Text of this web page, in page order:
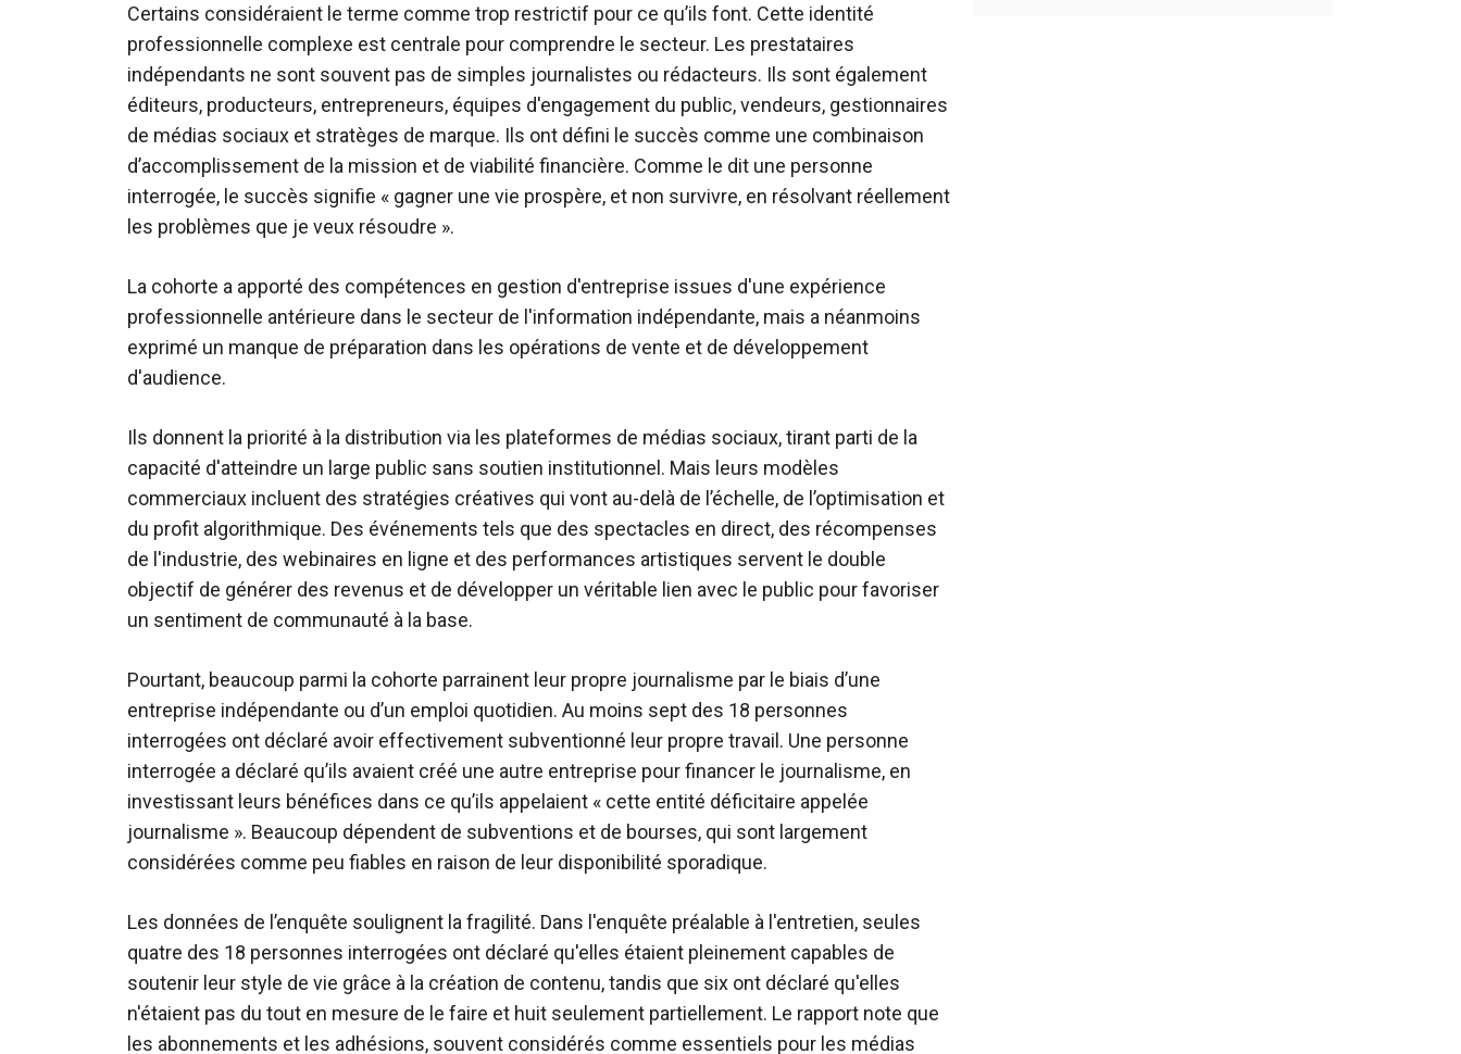
Certains considéraient le terme comme trop restrictif pour ce qu’ils font. Cette identité
professionnelle complexe est centrale pour comprendre le secteur. Les prestataires
indépendants ne sont souvent pas de simples journalistes ou rédacteurs. Ils sont également
éditeurs, producteurs, entrepreneurs, équipes d'engagement du public, vendeurs, gestionnaires
de médias sociaux et stratèges de marque. Ils ont défini le succès comme une combinaison
d’accomplissement de la mission et de viabilité financière. Comme le dit une personne
interrogée, le succès signifie « gagner une vie prospère, et non survivre, en résolvant réellement
les problèmes que je veux résoudre ».
La cohorte a apporté des compétences en gestion d'entreprise issues d'une expérience
professionnelle antérieure dans le secteur de l'information indépendante, mais a néanmoins
exprimé un manque de préparation dans les opérations de vente et de développement
d'audience.
Ils donnent la priorité à la distribution via les plateformes de médias sociaux, tirant parti de la
capacité d'atteindre un large public sans soutien institutionnel. Mais leurs modèles
commerciaux incluent des stratégies créatives qui vont au-delà de l’échelle, de l’optimisation et
du profit algorithmique. Des événements tels que des spectacles en direct, des récompenses
de l'industrie, des webinaires en ligne et des performances artistiques servent le double
objectif de générer des revenus et de développer un véritable lien avec le public pour favoriser
un sentiment de communauté à la base.
Pourtant, beaucoup parmi la cohorte parrainent leur propre journalisme par le biais d’une
entreprise indépendante ou d’un emploi quotidien. Au moins sept des 18 personnes
interrogées ont déclaré avoir effectivement subventionné leur propre travail. Une personne
interrogée a déclaré qu’ils avaient créé une autre entreprise pour financer le journalisme, en
investissant leurs bénéfices dans ce qu’ils appelaient « cette entité déficitaire appelée
journalisme ». Beaucoup dépendent de subventions et de bourses, qui sont largement
considérées comme peu fiables en raison de leur disponibilité sporadique.
Les données de l’enquête soulignent la fragilité. Dans l'enquête préalable à l'entretien, seules
quatre des 18 personnes interrogées ont déclaré qu'elles étaient pleinement capables de
soutenir leur style de vie grâce à la création de contenu, tandis que six ont déclaré qu'elles
n'étaient pas du tout en mesure de le faire et huit seulement partiellement. Le rapport note que
les abonnements et les adhésions, souvent considérés comme essentiels pour les médias